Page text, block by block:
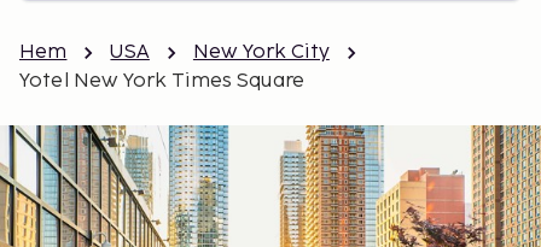
Hem USA
New York City
Yotel New York Times Square